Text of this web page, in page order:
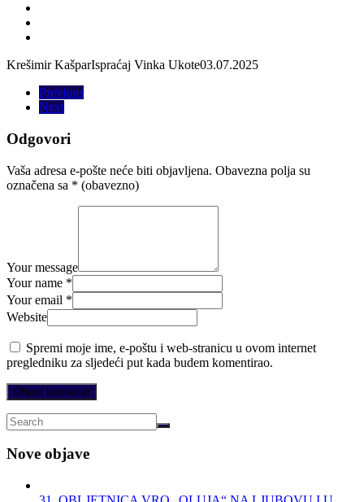
Krešimir KašparIspraćaj Vinka Ukote03.07.2025
Previous
Next
Odgovori
Vaša adresa e-pošte neće biti objavljena. Obavezna polja su
označena sa * (obavezno)
Your message
Your name *
Your email *
Website
Spremi moje ime, e-poštu i web-stranicu u ovom internet
pregledniku za sljedeći put kada budem komentirao.
Nove objave